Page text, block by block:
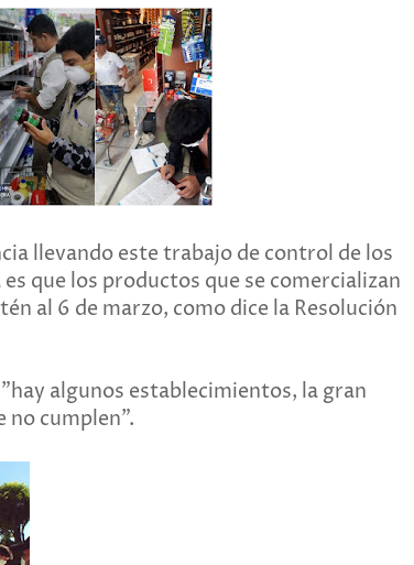
llevando este trabajo de control de los
que los productos que se comercializan
al 6 de marzo, como dice la Resolución
algunos establecimientos, la gran
no cumplen".